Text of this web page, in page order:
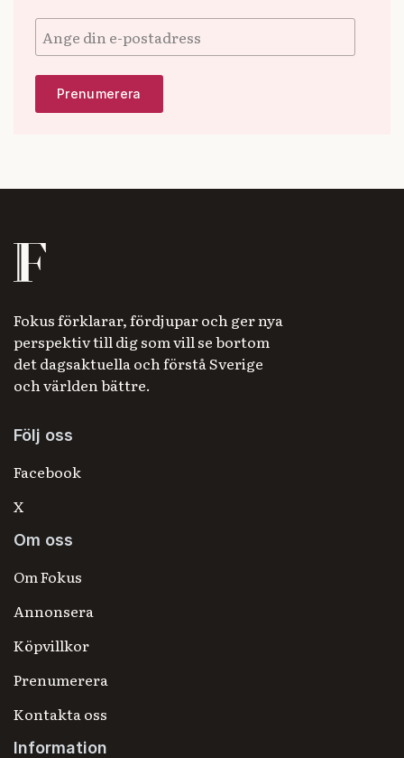
Fokus förklarar, fördjupar och ger nya
perspektiv till dig som vill se bortom
det dagsaktuella och förstå Sverige
och världen bättre.
Följ oss
Facebook
X
Om oss
Om Fokus
Annonsera
Köpvillkor
Prenumerera
Kontakta oss
Information